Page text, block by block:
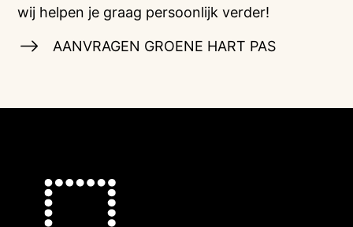
wij helpen je graag persoonlijk verder!
AANVRAGEN GROENE HART PAS